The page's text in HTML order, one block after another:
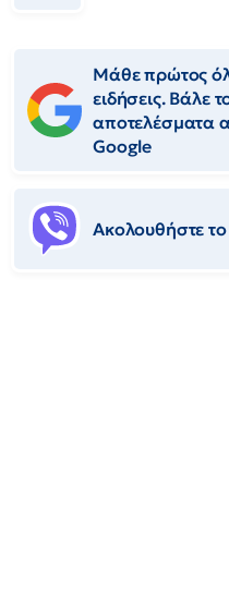
Μάθε πρώτος
ειδήσεις. Βάλε
αποτελέσματα
Google
Ακολουθήστε